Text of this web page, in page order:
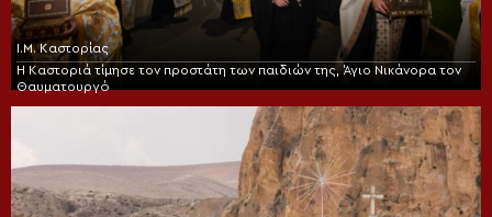
Ι.Μ. Καστορίας
Η Καστοριά τίμησε τον προστάτη των παιδιών της, Άγιο Νικάνορα τον
Θαυματουργό